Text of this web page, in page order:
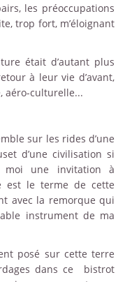
les préoccupations
trop fort, m’éloignant
était d’autant plus
à leur vie d’avant,
aéro-culturelle...
sur les rides d’une
d’une civilisation si
moi une invitation à
est le terme de cette
avec la remorque qui
instrument de ma
posé sur cette terre
dans ce bistrot